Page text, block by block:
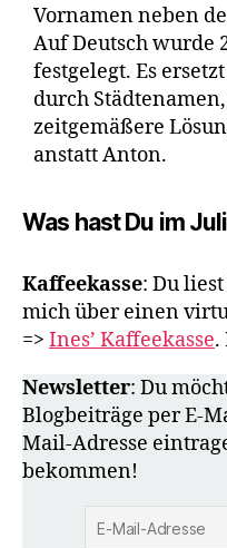
Vornamen neben
Auf Deutsch wurde
festgelegt. Es
durch
zeitgemäßere
anstatt Anton.
Was hast Du im
Kaffeekasse: Du
mich über einen
=> Ines’ Kaffeekasse.
Newsletter: Du
Blogbeiträge per E-
Mail-Adresse
bekommen!